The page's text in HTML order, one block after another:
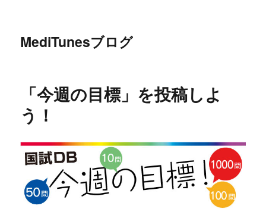
MediTunesブログ
「今週の目標」を投稿しよ
う！